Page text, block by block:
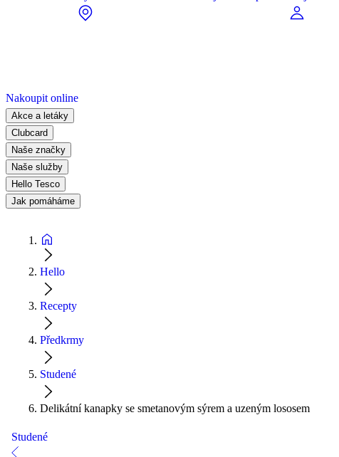
Nakoupit online
Akce a letáky
Clubcard
Naše značky
Naše služby
Hello Tesco
Jak pomáháme
Hello
Recepty
Předkrmy
Studené
Delikátní kanapky se smetanovým sýrem a uzeným lososem
Studené